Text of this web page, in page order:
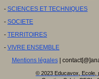
- SCIENCES ET TECHNIQUES
- SOCIETE
- TERRITOIRES
- VIVRE ENSEMBLE
Mentions légales|
© 2023 Educavox, Ecole,